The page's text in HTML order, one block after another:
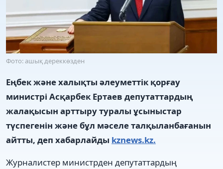
Фото: ашық дереккөзден
Еңбек және халықты әлеуметтік қорғау
министрі Асқарбек Ертаев депутаттардың
жалақысын арттыру туралы ұсыныстар
түспегенін және бұл мәселе талқыланбағанын
айтты, деп хабарлайды kznews.kz.
Журналистер министрден депутаттардың